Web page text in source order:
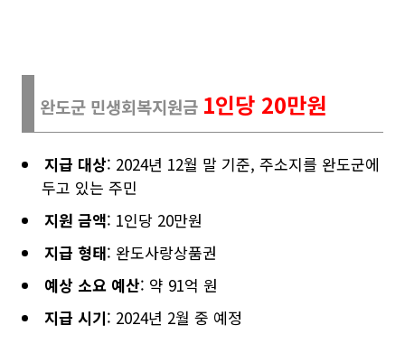
완도군 민생회복지원금 1인당 20만원
지급 대상: 2024년 12월 말 기준, 주소지를 완도군에
두고 있는 주민
지원 금액: 1인당 20만원
지급 형태: 완도사랑상품권
예상 소요 예산: 약 91억 원
지급 시기: 2024년 2월 중 예정